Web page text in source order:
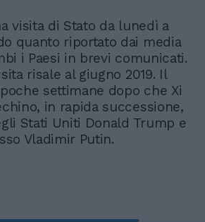
visita di Stato da lunedì a
quanto riportato dai media
i Paesi in brevi comunicati.
risale al giugno 2019. Il
settimane dopo che Xi
in rapida successione,
Stati Uniti Donald Trump e
Vladimir Putin.